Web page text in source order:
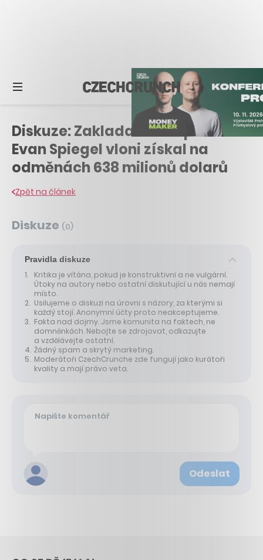
Diskuze: Zakladatel Snapchatu
Evan Spiegel vloni získal na
odměnách 638 milionů dolarů
Zpět na článek
Diskuze (0)
Pravidla diskuze
Kritika je vítána, pokud je konstruktivní a ne vulgární.
Útoky na autory nebo ostatní diskutující u nás nemají
místo.
Usilujeme o diskuzi na úrovni s názory, za kterými si
každý stojí. Anonymní účty proto neakceptujeme.
Fakta nad dojmy. Jsme komunita na faktech, ne
domněnkách. Nebojte se zdrojovat, odkazujte
a vzdělávejte ostatní.
Žádný spam a skrytý marketing.
Moderátoři CzechCrunche zde fungují jako kurátoři
kvality a mají právo veta.
Odeslat